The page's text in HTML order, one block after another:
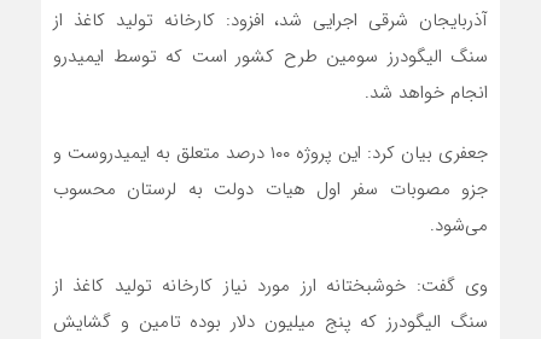
آذربایجان شرقی اجرایی شد، افزود: کارخانه تولید کاغذ از
سنگ الیگودرز سومین طرح کشور است که توسط ایمیدرو
انجام خواهد شد.
جعفری بیان کرد: این پروژه ۱۰۰ درصد متعلق به ایمیدروست و
جزو مصوبات سفر اول هیات دولت به لرستان محسوب
می‌شود.
وی گفت: خوشبختانه ارز مورد نیاز کارخانه تولید کاغذ از
سنگ الیگودرز که پنج میلیون دلار بوده تامین و گشایش